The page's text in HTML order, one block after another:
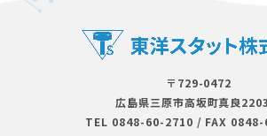
〒729-0472
広島県三原市⾼坂町真良
TEL 0848-60-2710 / FAX